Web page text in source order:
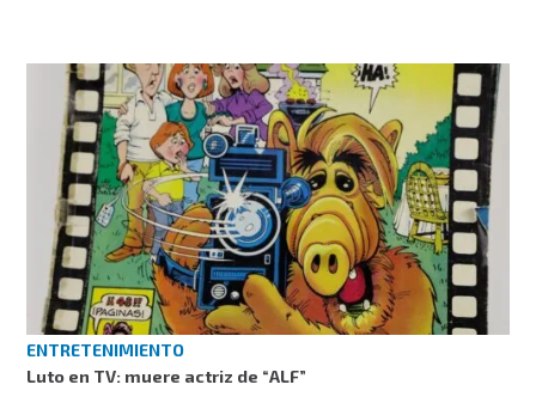
ENTRETENIMIENTO
Luto en TV: muere actriz de “ALF”